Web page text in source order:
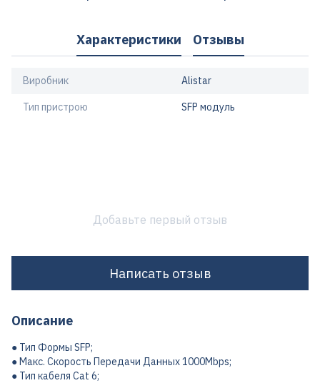
Характеристики Отзывы
Виробник Alistar
Тип пристрою SFP модуль
Добавьте первый отзыв
Написать отзыв
Описание
● Тип Формы SFP;
● Макс. Скорость Передачи Данных 1000Mbps;
● Тип кабеля Cat 6;